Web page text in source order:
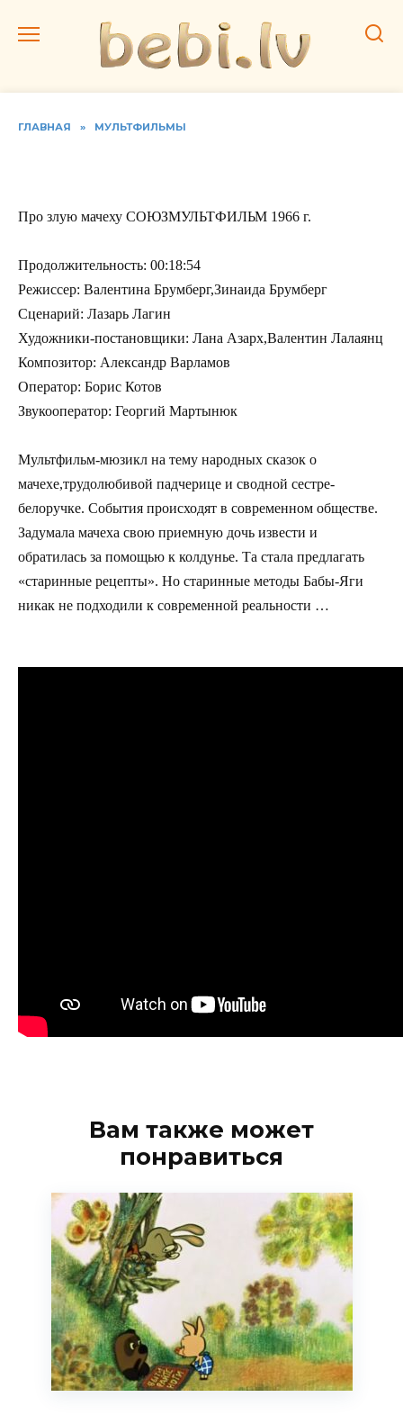
ГЛАВНАЯ » МУЛЬТФИЛЬМЫ
Про злую мачеху СОЮЗМУЛЬТФИЛЬМ 1966 г.
Продолжительность: 00:18:54
Режиссер: Валентина Брумберг,Зинаида Брумберг
Сценарий: Лазарь Лагин
Художники-постановщики: Лана Азарх,Валентин Лалаянц
Композитор: Александр Варламов
Оператор: Борис Котов
Звукооператор: Георгий Мартынюк
Мультфильм-мюзикл на тему народных сказок о
мачехе,трудолюбивой падчерице и сводной сестре-
белоручке. События происходят в современном обществе.
Задумала мачеха свою приемную дочь извести и
обратилась за помощью к колдунье. Та стала предлагать
«старинные рецепты». Но старинные методы Бабы-Яги
никак не подходили к современной реальности …
Вам также может
понравиться